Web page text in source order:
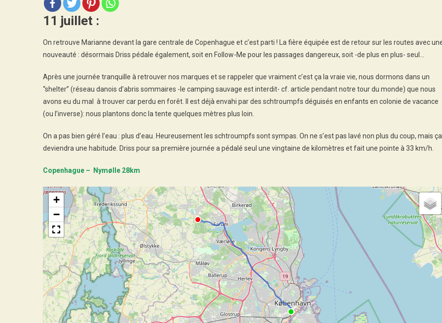
11 juillet :
On retrouve Marianne devant la gare centrale de Copenhague et c’est parti ! La fière équipée est de retour sur les routes avec
nouveauté : désormais Driss pédale également, soit en Follow-Me pour les passages dangereux, soit -de plus en plus- seul…
Après une journée tranquille à retrouver nos marques et se rappeler que vraiment c’est ça la vraie vie, nous dormons dans un
“shelter” (réseau danois d’abris sommaires -le camping sauvage est interdit- cf. article pendant notre tour du monde) que nous
avons eu du mal à trouver car perdu en forêt. Il est déjà envahi par des schtroumpfs déguisés en enfants en colonie de vacance
(ou l’inverse): nous plantons donc la tente quelques mètres plus loin.
On a pas bien géré l’eau : plus d’eau. Heureusement les schtroumpfs sont sympas. On ne s’est pas lavé non plus du coup, mais ça
deviendra une habitude. Driss pour sa première journée a pédalé seul une vingtaine de kilomètres et fait une pointe à 33 km/h.
Copenhague – Nymølle 28km
+
−